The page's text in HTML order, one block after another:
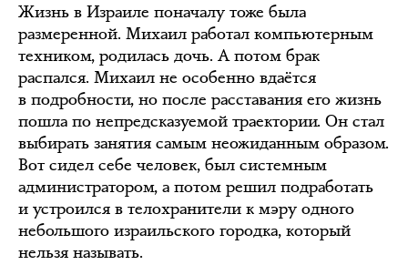
Жизнь в Израиле поначалу тоже была
размеренной. Михаил работал компьютерным
техником, родилась дочь. А потом брак
распался. Михаил не особенно вдаётся
в подробности, но после расставания его жизнь
пошла по непредсказуемой траектории. Он стал
выбирать занятия самым неожиданным образом.
Вот сидел себе человек, был системным
администратором, а потом решил подработать
и устроился в телохранители к мэру одного
небольшого израильского городка, который
нельзя называть.